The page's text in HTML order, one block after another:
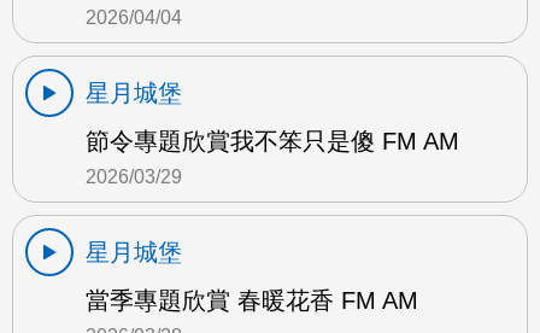
2026/04/04
星月城堡
節令專題欣賞我不笨只是傻 FM AM
2026/03/29
星月城堡
當季專題欣賞 春暖花香 FM AM